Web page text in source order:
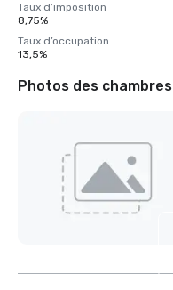
Taux d’imposition
8,75%
Taux d’occupation
13,5%
Photos des chambres